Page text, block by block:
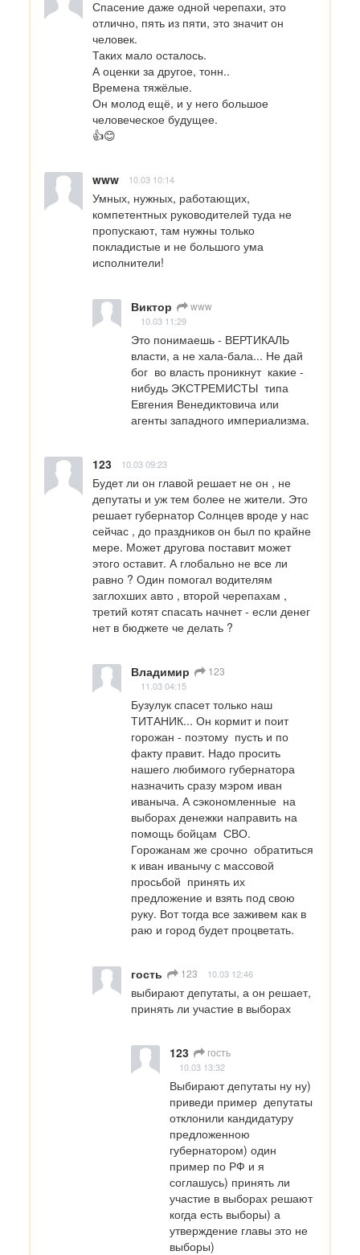
Спасение даже одной черепахи, это
отлично, пять из пяти, это значит он
человек.
Таких мало осталось.
А оценки за другое, тонн..
Времена тяжёлые.
Он молод ещё, и у него большое
человеческое будущее.
👍😊
www 10.03 10:14
Умных, нужных, работающих,
компетентных руководителей туда не
пропускают, там нужны только
покладистые и не большого ума
исполнители!
Виктор www
10.03 11:29
Это понимаешь - ВЕРТИКАЛЬ
власти, а не хала-бала... Не дай
бог  во власть проникнут  какие -
нибудь ЭКСТРЕМИСТЫ  типа
Евгения Венедиктовича или
агенты западного империализма.
123 10.03 09:23
Будет ли он главой решает не он , не
депутаты и уж тем более не жители. Это
решает губернатор Солнцев вроде у нас
сейчас , до праздников он был по крайне
мере. Может другова поставит может
этого оставит. А глобально не все ли
равно ? Один помогал водителям
заглохших авто , второй черепахам ,
третий котят спасать начнет - если денег
нет в бюджете че делать ?
Владимир 123
11.03 04:15
Бузулук спасет только наш
ТИТАНИК... Он кормит и поит
горожан - поэтому  пусть и по
факту правит. Надо просить
нашего любимого губернатора
назначить сразу мэром иван
иваныча. А сэкономленные  на
выборах денежки направить на
помощь бойцам  СВО.
Горожанам же срочно  обратиться
к иван иванычу с массовой
просьбой  принять их
предложение и взять под свою
руку. Вот тогда все заживем как в
раю и город будет процветать.
гость 123 10.03 12:46
выбирают депутаты, а он решает,
принять ли участие в выборах
123 гость
10.03 13:32
Выбирают депутаты ну ну)
приведи пример  депутаты
отклонили кандидатуру
предложенною
губернатором) один
пример по РФ и я
соглашусь) принять ли
участие в выборах решают
когда есть выборы) а
утверждение главы это не
выборы)